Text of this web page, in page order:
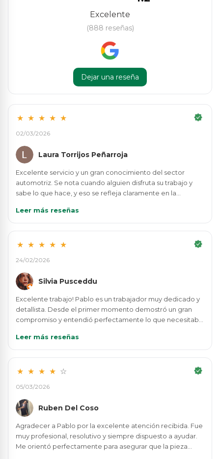
Excelente
(888 reseñas)
Dejar una reseña
★ ★ ★ ★ ★
02/03/2026
Laura Torrijos Peñarroja
Excelente servicio y un gran conocimiento del sector
automotriz. Se nota cuando alguien disfruta su trabajo y
sabe lo que hace, y eso se refleja claramente en la
pieza adecuada sin complicaciones. Destaco
especialmente la rapidez en la localización de los
asesoramiento. Te lo explica todo claro y sin prisas.
competitivos. Da tranquilidad tratar con personas
responsables y trabajadoras como Alfonso. Sin duda un
desguace de confianza al que volvería y que recomiendo
totalmente.
Leer más reseñas
★ ★ ★ ★ ★
24/02/2026
Silvia Pusceddu
Excelente trabajo! Pablo es un trabajador muy dedicado y
detallista. Desde el primer momento demostró un gran
compromiso y entendió perfectamente lo que necesitaba.
alguien de confianza y con un alto estándar de calidad,
Pablo es la persona indicada. ¡10/10!"
Leer más reseñas
★ ★ ★ ★ ☆
05/03/2026
Ruben Del Coso
Agradecer a Pablo por la excelente atención recibida. Fue
muy profesional, resolutivo y siempre dispuesto a ayudar.
Me orientó perfectamente para asegurar que la pieza